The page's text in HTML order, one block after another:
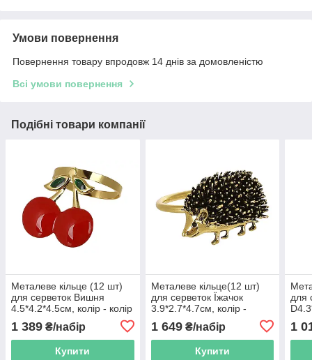
Умови повернення
Повернення товару впродовж 14 днів за домовленістю
Всі умови повернення
Подібні товари компанії
Металеве кільце (12 шт)
для серветок Вишня
4.5*4.2*4.5см, колір - колір
1 389 ₴/набір
Купити
Металеве кільце(12 шт)
для серветок Їжачок
3.9*2.7*4.7см, колір -
1 649₴/набір
Купити
для
1